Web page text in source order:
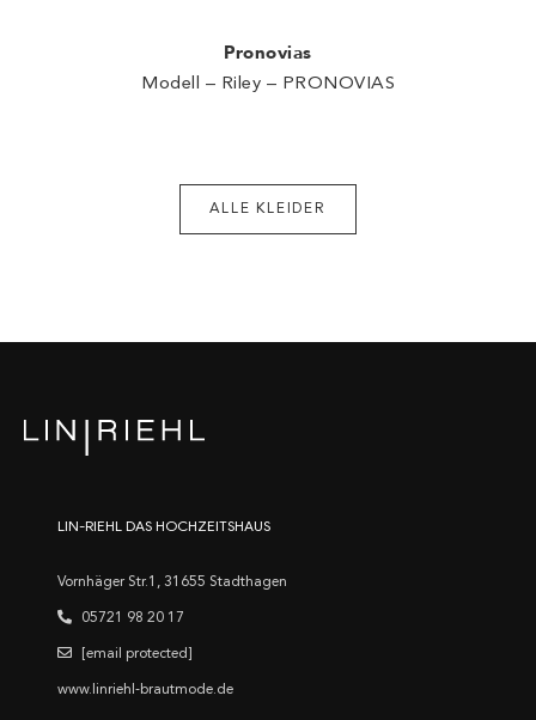
Pronovias
Modell – Riley – PRONOVIAS
ALLE KLEIDER
LIN-RIEHL DAS HOCHZEITSHAUS
Vornhäger Str.1, 31655 Stadthagen
05721 98 20 17
[email protected]
www.linriehl-brautmode.de